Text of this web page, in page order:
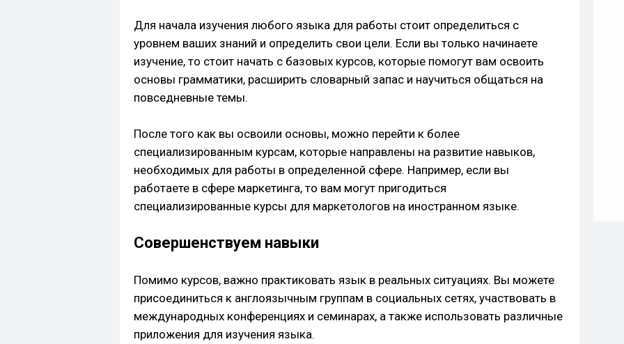
Для начала изучения любого языка для работы стоит определиться с
уровнем ваших знаний и определить свои цели. Если вы только начинаете
изучение, то стоит начать с базовых курсов, которые помогут вам освоить
основы грамматики, расширить словарный запас и научиться общаться на
повседневные темы.
После того как вы освоили основы, можно перейти к более
специализированным курсам, которые направлены на развитие навыков,
необходимых для работы в определенной сфере. Например, если вы
работаете в сфере маркетинга, то вам могут пригодиться
специализированные курсы для маркетологов на иностранном языке.
Совершенствуем навыки
Помимо курсов, важно практиковать язык в реальных ситуациях. Вы можете
присоединиться к англоязычным группам в социальных сетях, участвовать в
международных конференциях и семинарах, а также использовать различные
приложения для изучения языка.